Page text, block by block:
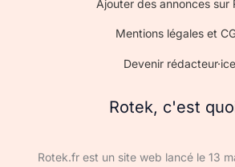
Ajouter des annonces sur
Mentions légales et
Devenir rédacteur·ice
Rotek, c'est
Rotek.fr est un site web lancé le 13